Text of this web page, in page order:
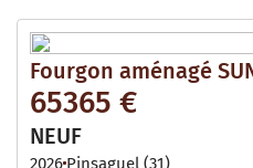
Fourgon aménagé
65365 €
NEUF
2026 Pinsaguel (31)